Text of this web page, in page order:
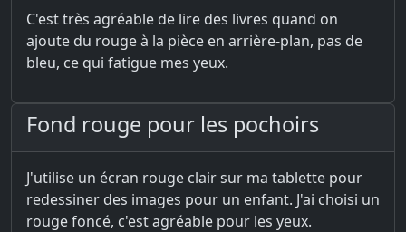
C'est très agréable de lire des livres quand on
ajoute du rouge à la pièce en arrière-plan, pas de
bleu, ce qui fatigue mes yeux.
Fond rouge pour les pochoirs
J'utilise un écran rouge clair sur ma tablette pour
redessiner des images pour un enfant. J'ai choisi un
rouge foncé, c'est agréable pour les yeux.